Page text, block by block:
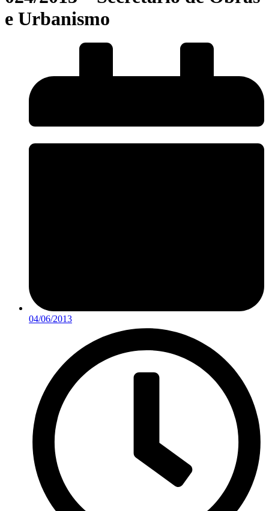
e Urbanismo
04/06/2013